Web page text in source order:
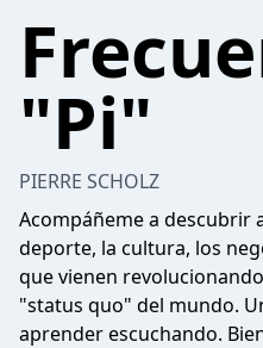
"Pi"
PIERRE SCHOLZ
Acompáñeme a descubrir
deporte, la cultura, los
que vienen
"status quo" del mundo.
aprender escuchando.